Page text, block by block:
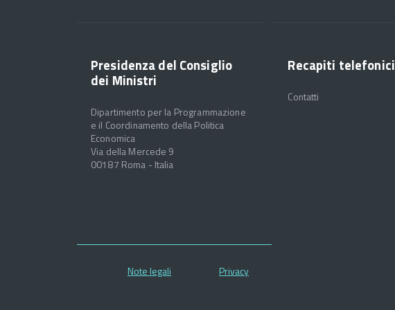
Presidenza del Consiglio
dei Ministri
Dipartimento per la Programmazione
e il Coordinamento della Politica
Economica
Via della Mercede 9
00187 Roma - Italia
Recapiti telefonici
Contatti
Note legali Privacy